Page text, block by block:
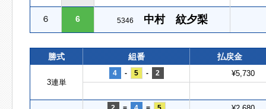
６ 6 5346 中村 紋夕梨
勝式 組番 払戻金
3連単
4 - 5 - 2 ¥5,730